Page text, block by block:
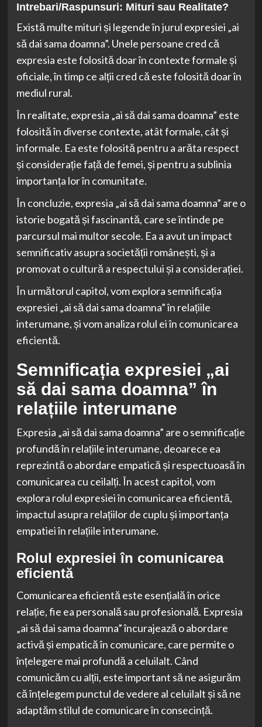
Intrebari/Raspunsuri: Mituri sau Realitate?
Există multe mituri și legende în jurul expresiei „ai
să dai sama doamna”. Unele persoane cred că
expresia este folosită doar în contexte formale și
oficiale, în timp ce alții cred că este folosită doar în
mediul rural.
În realitate, expresia „ai să dai sama doamna” este
folosită în diverse contexte, atât formale, cât și
informale. Ea este folosită pentru a arăta respect
și considerație față de femei, și pentru a sublinia
importanța lor în comunitate.
În concluzie, expresia „ai să dai sama doamna” are o
istorie bogată și fascinantă, care se întinde pe
parcursul mai multor secole. Ea a avut un impact
semnificativ asupra societății românești, și a
promovat o cultură a respectului și a considerației.
În următorul capitol, vom explora semnificația
expresiei „ai să dai sama doamna” în relațiile
interumane, și vom analiza rolul ei în comunicarea
eficientă.
Semnificația expresiei „ai
să dai sama doamna” în
relațiile interumane
Expresia „ai să dai sama doamna” are o semnificație
profundă în relațiile interumane, deoarece ea
reprezintă o abordare empatică și respectuoasă în
comunicarea cu ceilalți. În acest capitol, vom
explora rolul expresiei în comunicarea eficientă,
impactul asupra relațiilor de cuplu și importanța
empatiei în relațiile interumane.
Rolul expresiei în comunicarea
eficientă
Comunicarea eficientă este esențială în orice
relație, fie ea personală sau profesională. Expresia
„ai să dai sama doamna” încurajează o abordare
activă și empatică în comunicare, care permite o
înțelegere mai profundă a celuilalt. Când
comunicăm cu alții, este important să ne asigurăm
că înțelegem punctul de vedere al celuilalt și să ne
adaptăm stilul de comunicare în consecință.